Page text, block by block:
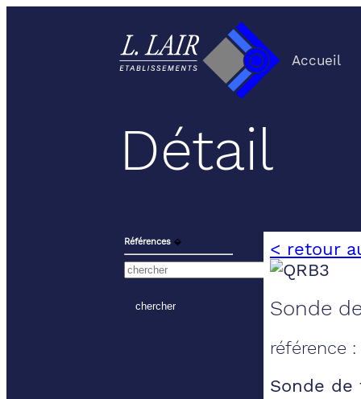
Accueil
Détail
Références ⬙ < retour
Sonde
référence :
Sonde